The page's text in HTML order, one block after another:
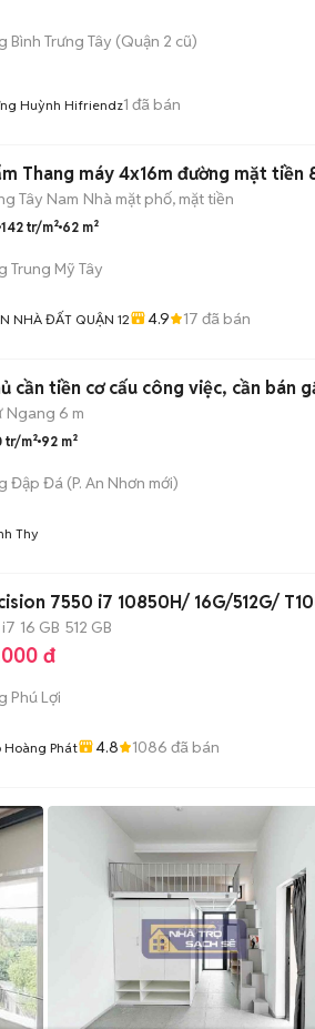
Bình Trưng Tây (Quận 2 cũ)
Huỳnh Hifriendz1 đã bán
Thang máy 4x16m đường mặt tiền
Tây Nam Nhà mặt phố, mặt tiền
142 tr/m² 62 m²
Trung Mỹ Tây
NHÀ ĐẤT QUẬN 12 4.9 17 đã bán
cần tiền cơ cấu công việc, cần bán
Ngang 6 m
tr/m² 92 m²
Đập Đá (P. An Nhơn mới)
Thy
7550 i7 10850H/ 16G/512G/
16 GB 512 GB
đ
Phú Lợi
Hoàng Phát 4.8 1086 đã bán